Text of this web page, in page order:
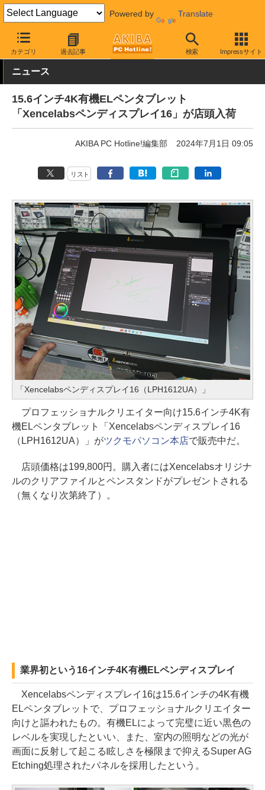
Powered by Translate
カテゴリ 過去記事 検索 Impressサイト
AKIBA PC Hotline! PC周辺機器 ペンタブレット
ニュース
15.6インチ4K有機ELペンタブレット
「Xencelabsペンディスプレイ16」が店頭入荷
AKIBA PC Hotline!編集部 2024年7月1日 09:05
リスト
「Xencelabsペンディスプレイ16（LPH1612UA）」
プロフェッショナルクリエイター向け15.6インチ4K有
機ELペンタブレット「Xencelabsペンディスプレイ16
（LPH1612UA）」がツクモパソコン本店で販売中だ。
店頭価格は199,800円。購入者にはXencelabsオリジナ
ルのクリアファイルとペンスタンドがプレゼントされる
（無くなり次第終了）。
業界初という16インチ4K有機ELペンディスプレイ
Xencelabsペンディスプレイ16は15.6インチの4K有機
ELペンタブレットで、プロフェッショナルクリエイター
向けと謳われたもの。有機ELによって完璧に近い黒色の
レベルを実現したといい、また、室内の照明などの光が
画面に反射して起こる眩しさを極限まで抑えるSuper AG
Etching処理されたパネルを採用したという。